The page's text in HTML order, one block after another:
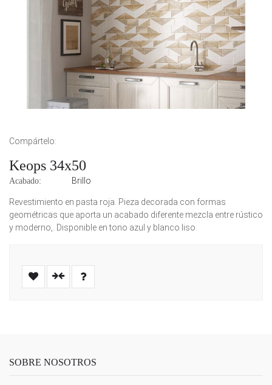
Compártelo:
Keops 34x50
Acabado: Brillo
Revestimiento en pasta roja. Pieza decorada con formas
geométricas que aporta un acabado diferente mezcla entre rústico
y moderno,. Disponible en tono azul y blanco liso.
SOBRE NOSOTROS